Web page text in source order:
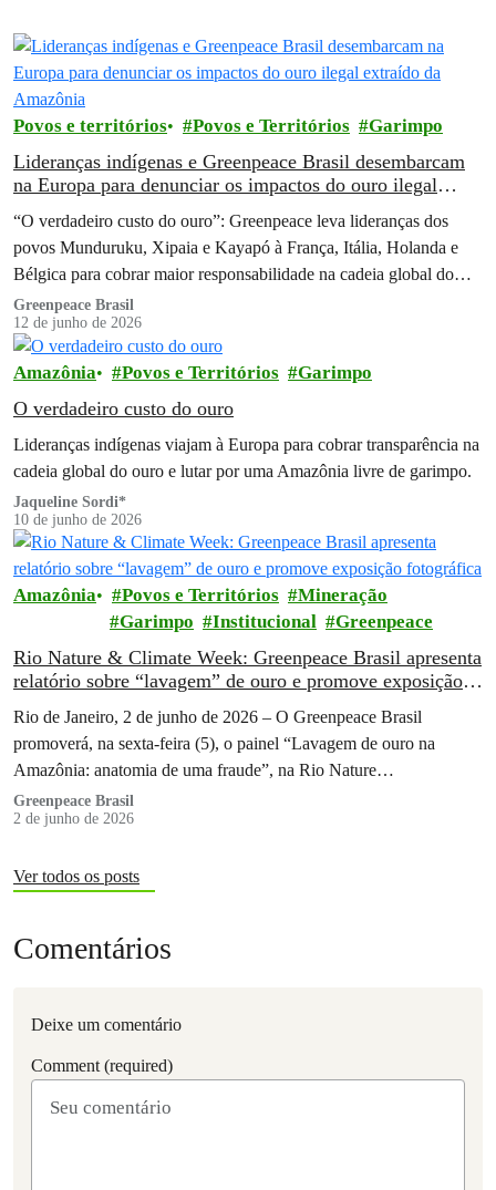
Povos e territórios Povos e Territórios Garimpo
Lideranças indígenas e Greenpeace Brasil desembarcam
na Europa para denunciar os impactos do ouro ilegal
“O verdadeiro custo do ouro”: Greenpeace leva lideranças dos
povos Munduruku, Xipaia e Kayapó à França, Itália, Holanda e
Bélgica para cobrar maior responsabilidade na cadeia global do
ouro brasileiro
Greenpeace Brasil
12 de junho de 2026
Amazônia Povos e Territórios Garimpo
O verdadeiro custo do ouro
Lideranças indígenas viajam à Europa para cobrar transparência na
cadeia global do ouro e lutar por uma Amazônia livre de garimpo.
Jaqueline Sordi*
10 de junho de 2026
Amazônia Povos e Territórios
Mineração
Garimpo
Institucional Greenpeace
Rio Nature & Climate Week: Greenpeace Brasil apresenta
relatório sobre “lavagem” de ouro e promove exposição
Rio de Janeiro, 2 de junho de 2026 – O Greenpeace Brasil
promoverá, na sexta-feira (5), o painel “Lavagem de ouro na
Amazônia: anatomia de uma fraude”, na Rio Nature…
Greenpeace Brasil
2 de junho de 2026
Ver todos os posts
Comentários
Deixe um comentário
Comment (required)